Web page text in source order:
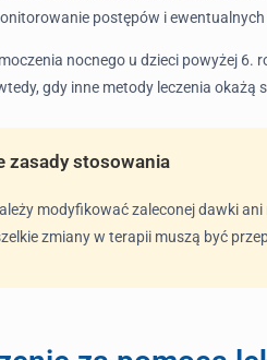
postępów i
nocnego u dzieci powyżej 6.
gdy inne metody leczenia okażą
zasady stosowania
modyfikować zaleconej dawki
zmiany w terapii muszą być